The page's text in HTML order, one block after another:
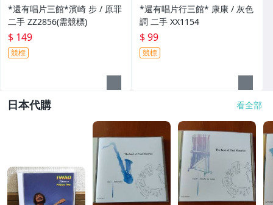
*還有唱片三館*濱崎 步 / 原罪
二手 ZZ2856(需競標)
$ 149
競標
*還有唱片行三館* 康康 / 灰色
調 二手 XX1154
$ 99
競標
日本代購 看全部